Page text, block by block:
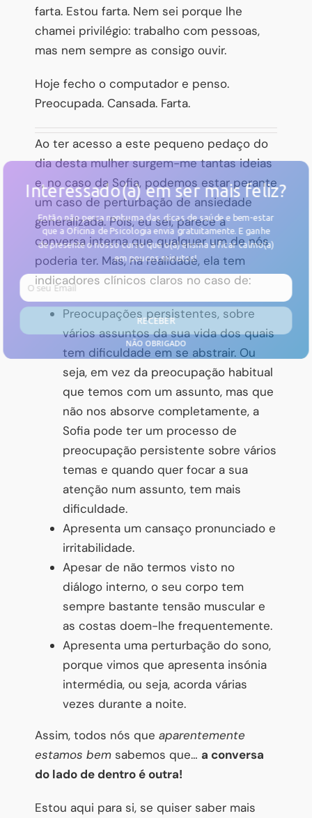
farta. Estou farta. Nem sei porque lhe
chamei privilégio: trabalho com pessoas,
mas nem sempre as consigo ouvir.
Hoje fecho o computador e penso.
Preocupada. Cansada. Farta.
Ao ter acesso a este pequeno pedaço do
dia desta mulher surgem-me tantas ideias
e, no caso da Sofia, podemos estar perante
um caso de perturbação de ansiedade
generalizada. Pois, eu sei, parece a
conversa interna que qualquer um de nós
poderia ter. Mas, na realidade, ela tem
indicadores clínicos claros no caso de:
Preocupações persistentes, sobre
vários assuntos da sua vida dos quais
tem dificuldade em se abstrair. Ou
seja, em vez da preocupação habitual
que temos com um assunto, mas que
não nos absorve completamente, a
Sofia pode ter um processo de
preocupação persistente sobre vários
temas e quando quer focar a sua
atenção num assunto, tem mais
dificuldade.
Apresenta um cansaço pronunciado e
irritabilidade.
Apesar de não termos visto no
diálogo interno, o seu corpo tem
sempre bastante tensão muscular e
as costas doem-lhe frequentemente.
Apresenta uma perturbação do sono,
porque vimos que apresenta insónia
intermédia, ou seja, acorda várias
vezes durante a noite.
Assim, todos nós que aparentemente
estamos bem sabemos que… a conversa
do lado de dentro é outra!
Estou aqui para si, se quiser saber mais
RECEBER
Interessado(a) em ser mais feliz?
Então não perca nenhuma das dicas de saúde e bem-estar
que a Oficina de Psicologia envia gratuitamente. E ganhe
de presente o nosso cursoque o(a) ensina a ficar calmo(a)
em poucos minutos!
NÃO OBRIGADO